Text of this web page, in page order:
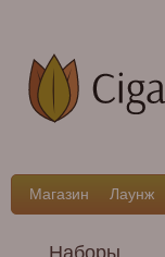
Магазин Лаунж
Наборы